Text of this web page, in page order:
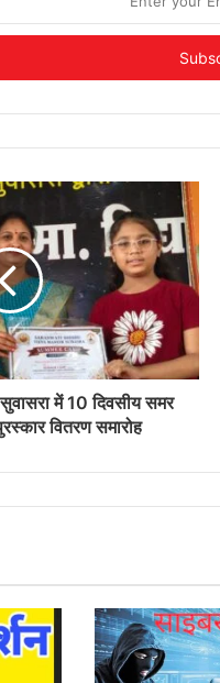
सुवासरा में 10 दिवसीय समर
वितरण समारोह